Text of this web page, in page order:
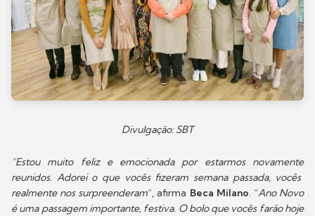
Divulgação: SBT
“Estou muito feliz e emocionada por estarmos novamente
reunidos. Adorei o que vocês fizeram semana passada, vocês
realmente nos surpreenderam”, afirma Beca Milano. “Ano Novo
é uma passagem importante, festiva. O bolo que vocês farão hoje